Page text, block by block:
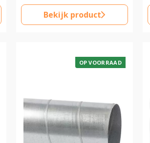
Bekijk product
OP VOORRAAD